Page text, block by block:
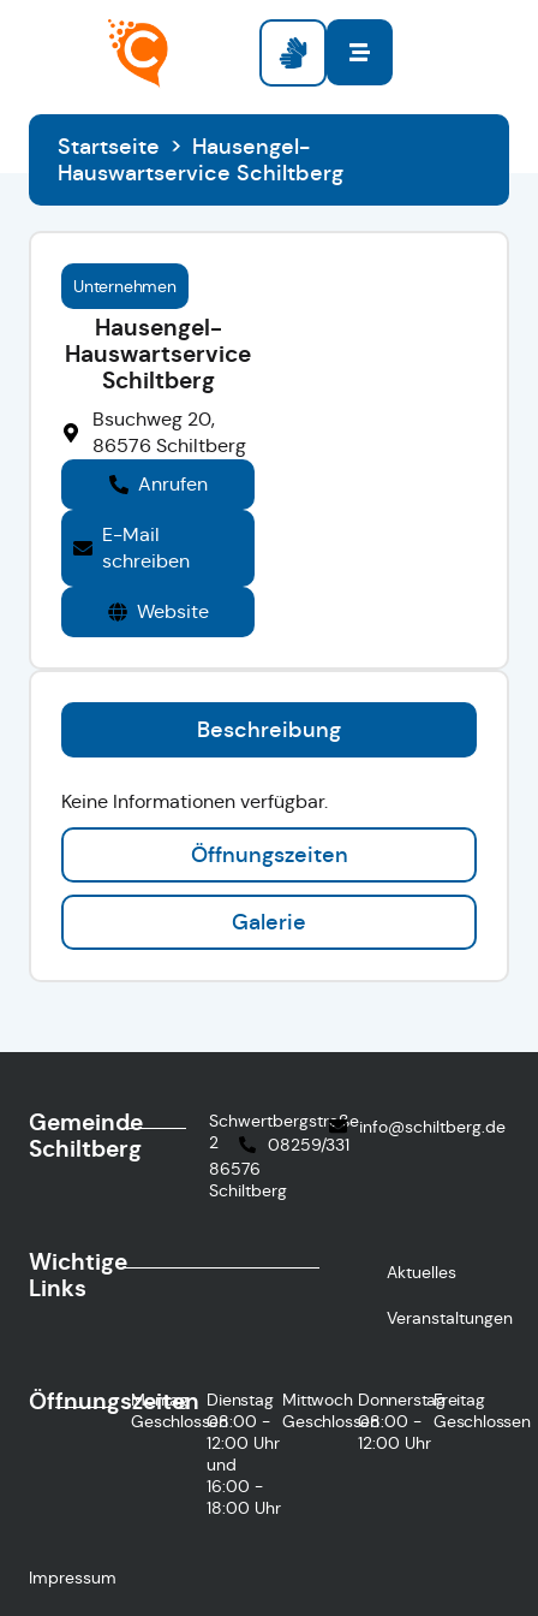
Startseite > Hausengel-
Hauswartservice Schiltberg
Unternehmen
Hausengel-
Hauswartservice
Schiltberg
Bsuchweg 20,
86576 Schiltberg
Anrufen
E-Mail
schreiben
Website
Beschreibung
Öffnungszeiten
Galerie
Keine Informationen verfügbar.
Gemeinde
Schiltberg
Schwertbergstraße
2
86576
Schiltberg
08259/331
info@schiltberg.de
Wichtige
Links
Aktuelles
Veranstaltungen
Öffnungszeiten
Montag
Geschlossen
Dienstag
08:00 -
12:00 Uhr
und
16:00 -
18:00 Uhr
Mittwoch
Geschlossen
Donnerstag
08:00 -
12:00 Uhr
Freitag
Geschlossen
Impressum